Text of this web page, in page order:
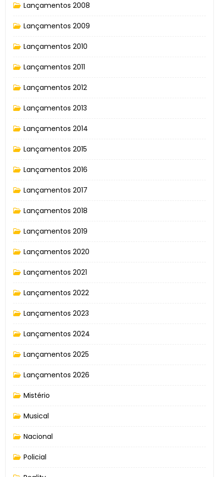
Lançamentos 2008
Lançamentos 2009
Lançamentos 2010
Lançamentos 2011
Lançamentos 2012
Lançamentos 2013
Lançamentos 2014
Lançamentos 2015
Lançamentos 2016
Lançamentos 2017
Lançamentos 2018
Lançamentos 2019
Lançamentos 2020
Lançamentos 2021
Lançamentos 2022
Lançamentos 2023
Lançamentos 2024
Lançamentos 2025
Lançamentos 2026
Mistério
Musical
Nacional
Policial